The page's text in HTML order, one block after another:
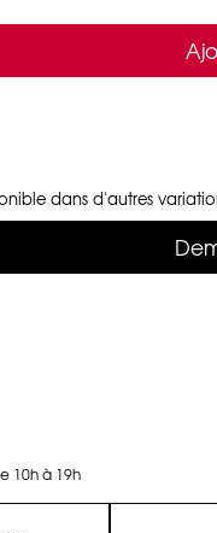
dans d'autres
10h à 19h